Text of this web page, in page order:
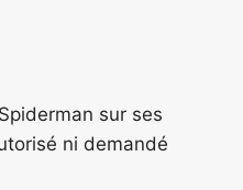
sur ses
ni demandé